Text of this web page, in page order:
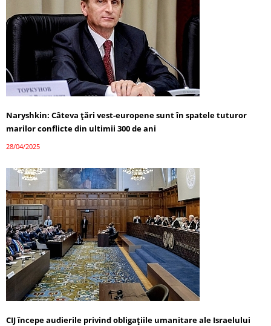
Naryshkin: Câteva țări vest-europene sunt în spatele tuturor
marilor conflicte din ultimii 300 de ani
28/04/2025
CIJ începe audierile privind obligațiile umanitare ale Israelului